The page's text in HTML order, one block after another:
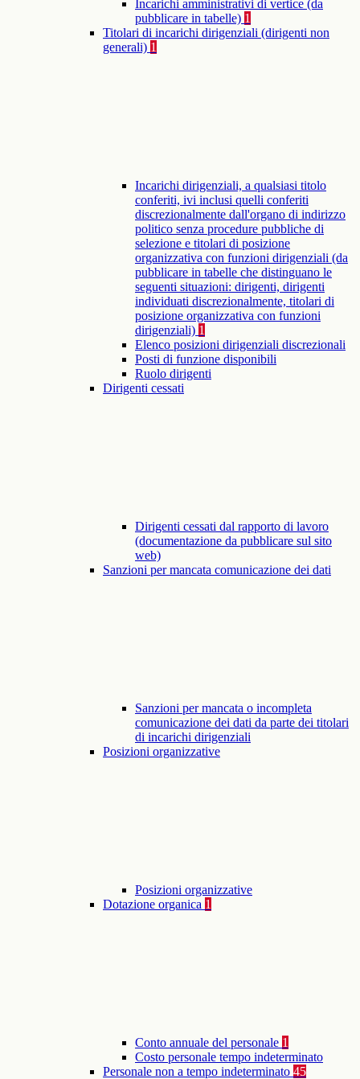
Incarichi amministrativi di vertice (da
pubblicare in tabelle) 1
Titolari di incarichi dirigenziali (dirigenti non
generali) 1
Incarichi dirigenziali, a qualsiasi titolo
conferiti, ivi inclusi quelli conferiti
discrezionalmente dall'organo di indirizzo
politico senza procedure pubbliche di
selezione e titolari di posizione
organizzativa con funzioni dirigenziali (da
pubblicare in tabelle che distinguano le
seguenti situazioni: dirigenti, dirigenti
individuati discrezionalmente, titolari di
posizione organizzativa con funzioni
dirigenziali) 1
Elenco posizioni dirigenziali discrezionali
Posti di funzione disponibili
Ruolo dirigenti
Dirigenti cessati
Dirigenti cessati dal rapporto di lavoro
(documentazione da pubblicare sul sito
web)
Sanzioni per mancata comunicazione dei dati
Sanzioni per mancata o incompleta
comunicazione dei dati da parte dei titolari
di incarichi dirigenziali
Posizioni organizzative
Posizioni organizzative
Dotazione organica 1
Conto annuale del personale 1
Costo personale tempo indeterminato
Personale non a tempo indeterminato 45